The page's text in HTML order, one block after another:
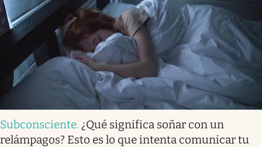
Subconsciente. ¿Qué significa soñar con un
relámpagos? Esto es lo que intenta comunicar tu